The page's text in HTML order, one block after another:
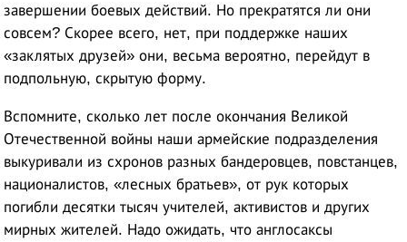
завершении боевых действий. Но прекратятся ли они
совсем? Скорее всего, нет, при поддержке наших
«заклятых друзей» они, весьма вероятно, перейдут в
подпольную, скрытую форму.
Вспомните, сколько лет после окончания Великой
Отечественной войны наши армейские подразделения
выкуривали из схронов разных бандеровцев, повстанцев,
националистов, «лесных братьев», от рук которых
погибли десятки тысяч учителей, активистов и других
мирных жителей. Надо ожидать, что англосаксы